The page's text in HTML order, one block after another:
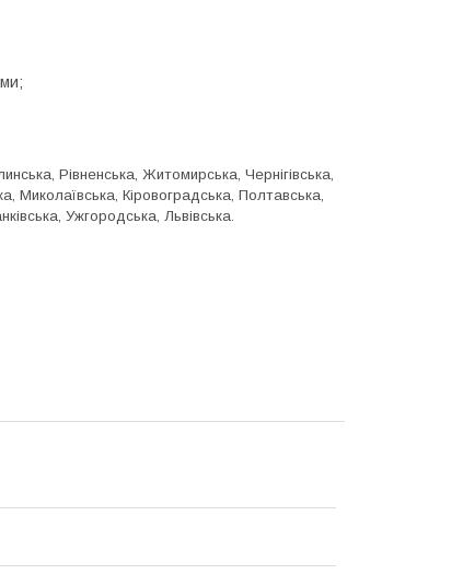
Рівненська, Житомирська, Чернігівська,
Миколаївська, Кіровоградська, Полтавська,
Ужгородська, Львівська.